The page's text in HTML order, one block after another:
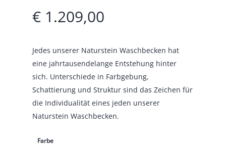
€ 1.209,00
Jedes unserer Naturstein Waschbecken hat
eine jahrtausendelange Entstehung hinter
sich. Unterschiede in Farbgebung,
Schattierung und Struktur sind das Zeichen für
die Individualität eines jeden unserer
Naturstein Waschbecken.
Farbe